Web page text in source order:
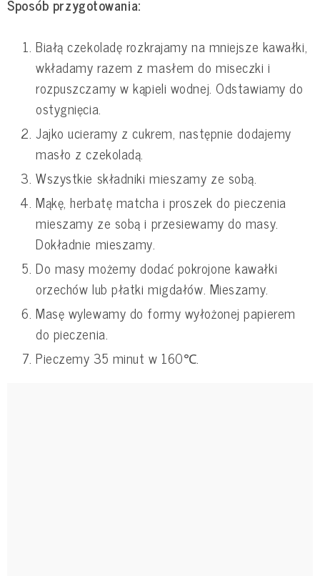
Sposób przygotowania:
Białą czekoladę rozkrajamy na mniejsze kawałki,
wkładamy razem z masłem do miseczki i
rozpuszczamy w kąpieli wodnej. Odstawiamy do
ostygnięcia.
Jajko ucieramy z cukrem, następnie dodajemy
masło z czekoladą.
Wszystkie składniki mieszamy ze sobą.
Mąkę, herbatę matcha i proszek do pieczenia
mieszamy ze sobą i przesiewamy do masy.
Dokładnie mieszamy.
Do masy możemy dodać pokrojone kawałki
orzechów lub płatki migdałów. Mieszamy.
Masę wylewamy do formy wyłożonej papierem
do pieczenia.
Pieczemy 35 minut w 160℃.